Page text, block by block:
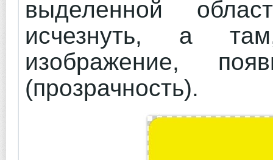
выделенной
исчезнуть, а
изображение,
(прозрачность).